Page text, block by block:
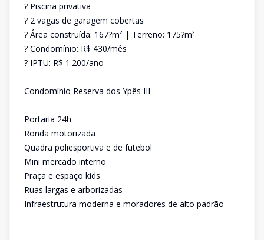
? Piscina privativa
? 2 vagas de garagem cobertas
? Área construída: 167?m² | Terreno: 175?m²
? Condomínio: R$ 430/mês
? IPTU: R$ 1.200/ano
Condomínio Reserva dos Ypês III
Portaria 24h
Ronda motorizada
Quadra poliesportiva e de futebol
Mini mercado interno
Praça e espaço kids
Ruas largas e arborizadas
Infraestrutura moderna e moradores de alto padrão